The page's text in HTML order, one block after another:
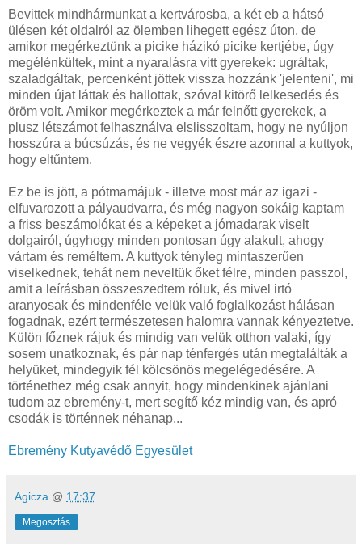
Bevittek mindhármunkat a kertvárosba, a két eb a hátsó
ülésen két oldalról az ölemben lihegett egész úton, de
amikor megérkeztünk a picike házikó picike kertjébe, úgy
megélénkültek, mint a nyaralásra vitt gyerekek: ugráltak,
szaladgáltak, percenként jöttek vissza hozzánk 'jelenteni', mi
minden újat láttak és hallottak, szóval kitörő lelkesedés és
öröm volt. Amikor megérkeztek a már felnőtt gyerekek, a
plusz létszámot felhasználva elslisszoltam, hogy ne nyúljon
hosszúra a búcsúzás, és ne vegyék észre azonnal a kuttyok,
hogy eltűntem.
Ez be is jött, a pótmamájuk - illetve most már az igazi -
elfuvarozott a pályaudvarra, és még nagyon sokáig kaptam
a friss beszámolókat és a képeket a jómadarak viselt
dolgairól, úgyhogy minden pontosan úgy alakult, ahogy
vártam és reméltem. A kuttyok tényleg mintaszerűen
viselkednek, tehát nem neveltük őket félre, minden passzol,
amit a leírásban összeszedtem róluk, és mivel irtó
aranyosak és mindenféle velük való foglalkozást hálásan
fogadnak, ezért természetesen halomra vannak kényeztetve.
Külön főznek rájuk és mindig van velük otthon valaki, így
sosem unatkoznak, és pár nap ténfergés után megtalálták a
helyüket, mindegyik fél kölcsönös megelégedésére. A
történethez még csak annyit, hogy mindenkinek ajánlani
tudom az ebremény-t, mert segítő kéz mindig van, és apró
csodák is történnek néhanap...
Ebremény Kutyavédő Egyesület
Agicza @ 17:37
Megosztás